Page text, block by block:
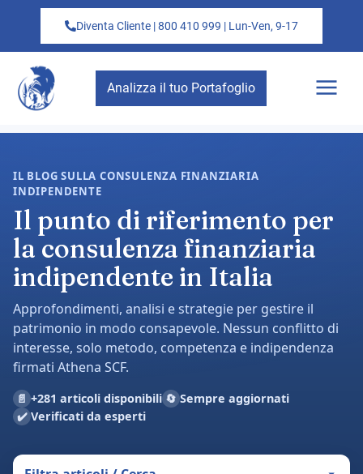
Diventa Cliente | 800 410 999 | Lun-Ven, 9-17
Analizza il tuo Portafoglio
IL BLOG SULLA CONSULENZA FINANZIARIA
INDIPENDENTE
Il punto di riferimento per
la consulenza finanziaria
indipendente in Italia
Approfondimenti, analisi e strategie per gestire il
patrimonio in modo consapevole. Nessun conflitto di
interesse, solo metodo, competenza e indipendenza
firmati Athena SCF.
📄 +281 articoli disponibili 🔄 Sempre aggiornati
✔️ Verificati da esperti